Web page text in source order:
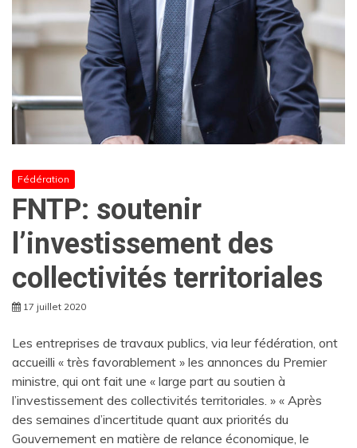
Fédération
FNTP: soutenir
l’investissement des
collectivités territoriales
17 juillet 2020
Les entreprises de travaux publics, via leur fédération, ont
accueilli « très favorablement » les annonces du Premier
ministre, qui ont fait une « large part au soutien à
l’investissement des collectivités territoriales. » « Après
des semaines d’incertitude quant aux priorités du
Gouvernement en matière de relance économique, le